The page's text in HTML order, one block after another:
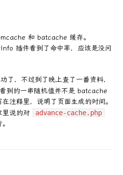
和 batcache 缓存。
插件看到了命中率，应该是没问
了，不过到了晚上查了一番资料，
到的一串随机值并不是 batcache
注释里，说明了页面生成的时间。
里说的对
advance-cache.php